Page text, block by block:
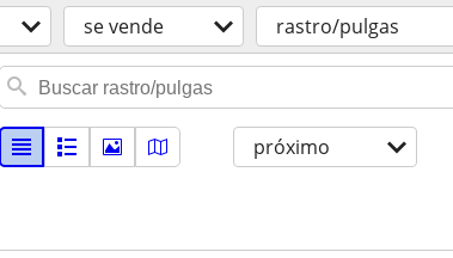
se vende rastro/pulgas
próximo